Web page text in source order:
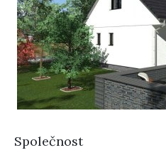
Společnost